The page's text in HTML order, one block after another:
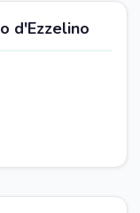
d'Ezzelino